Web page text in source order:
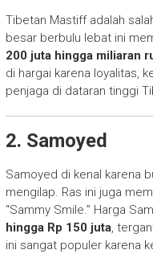
Tibetan Mastiff adalah
besar berbulu lebat ini
200 juta hingga miliaran
di hargai karena loyalitas,
penjaga di dataran tinggi
2. Samoyed
Samoyed di kenal karena
mengilap. Ras ini juga
“Sammy Smile.” Harga
hingga Rp 150 juta,
ini sangat populer karena